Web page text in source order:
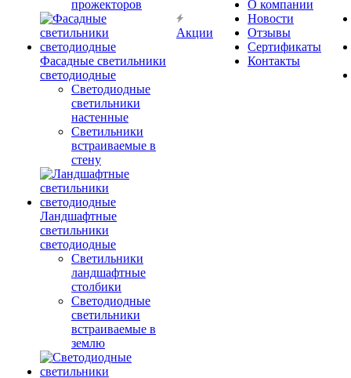
прожекторов
Фасадные светильники
светодиодные
Светодиодные
светильники
настенные
Светильники
встраиваемые в
стену
Ландшафтные
светильники
светодиодные
Светильники
ландшафтные
столбики
Светодиодные
светильники
встраиваемые в
землю
Акции
О компании
Новости
Отзывы
Сертификаты
Контакты